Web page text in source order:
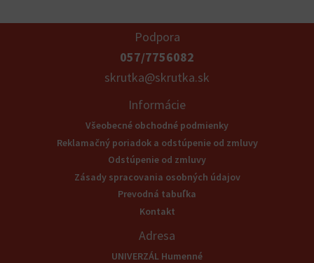
Podpora
057/7756082
skrutka@skrutka.sk
Informácie
Všeobecné obchodné podmienky
Reklamačný poriadok a odstúpenie od zmluvy
Odstúpenie od zmluvy
Zásady spracovania osobných údajov
Prevodná tabuľka
Kontakt
Adresa
UNIVERZÁL Humenné